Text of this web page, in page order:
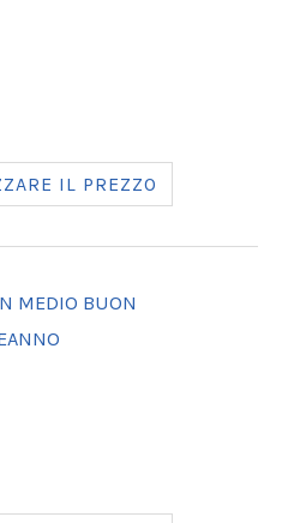
IL PREZZO
MEDIO BUON